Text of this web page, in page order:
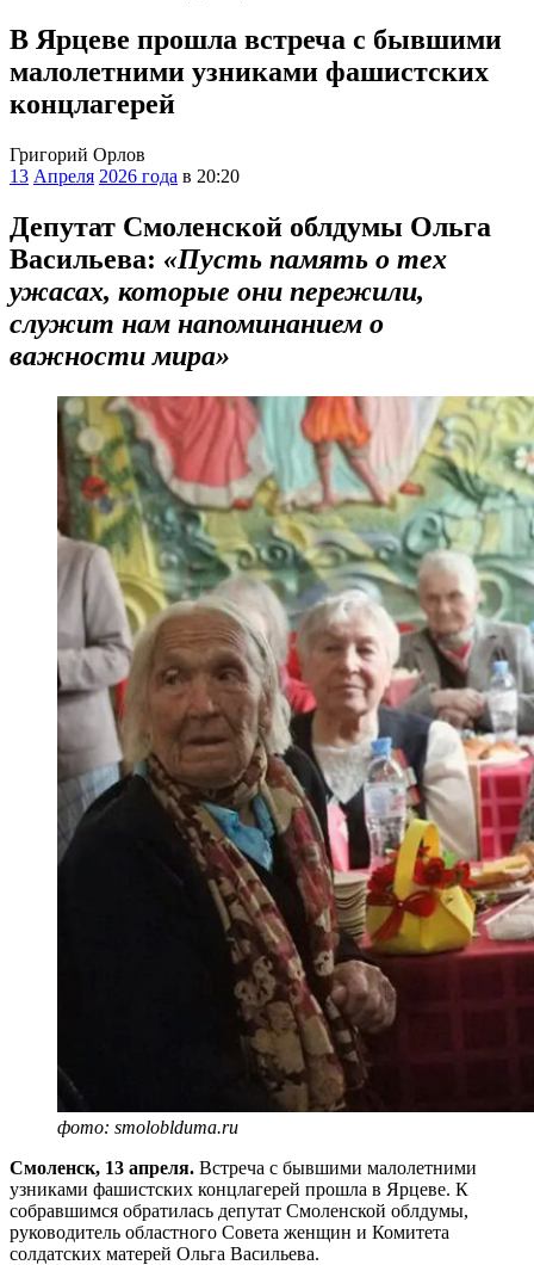
В Ярцеве прошла встреча с бывшими
малолетними узниками фашистских
концлагерей
Григорий Орлов
13 Апреля 2026 года в 20:20
Депутат Смоленской облдумы Ольга
Васильева: «Пусть память о тех
ужасах, которые они пережили,
служит нам напоминанием о
важности мира»
фото: smoloblduma.ru
Смоленск, 13 апреля. Встреча с бывшими малолетними
узниками фашистских концлагерей прошла в Ярцеве. К
собравшимся обратилась депутат Смоленской облдумы,
руководитель областного Совета женщин и Комитета
солдатских матерей Ольга Васильева.